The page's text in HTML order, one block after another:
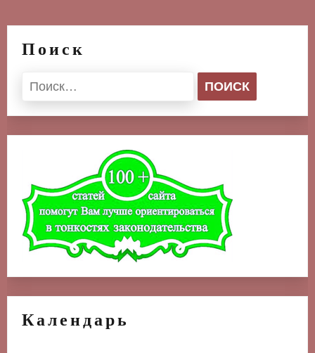
Поиск
Найти:
Календарь